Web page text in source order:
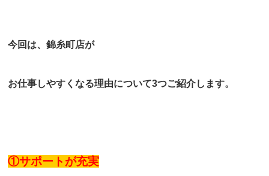
今回は、錦糸町店が
お仕事しやすくなる理由について3つご紹介します。
①サポートが充実